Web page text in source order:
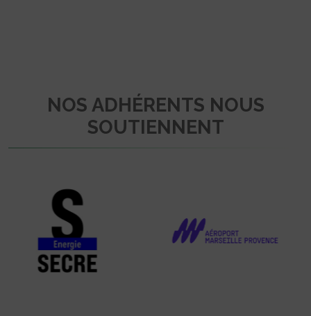
NOS ADHÉRENTS NOUS
SOUTIENNENT